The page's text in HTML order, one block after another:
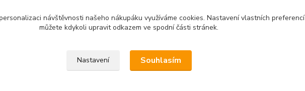
návštěvnosti našeho nákupáku využíváme cookies. Nastavení vlastních preferencí
můžete kdykoli upravit odkazem ve spodní části stránek.
Nastavení Souhlasím